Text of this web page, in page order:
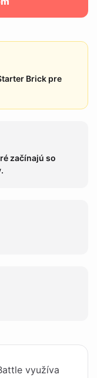
Brick pre
začínajú so
využíva